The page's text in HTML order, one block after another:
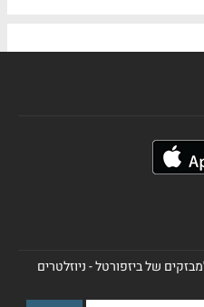
של ביזפורטל - ניוזלטרים